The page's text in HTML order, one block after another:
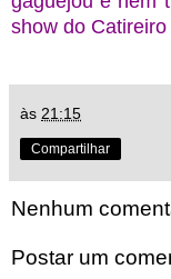
show do
às 21:15
Compartilhar
Nenhum
Postar um